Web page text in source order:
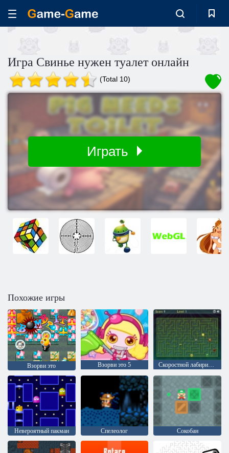
Игра Свинье нужен туалет онлайн
(Total 10)
Играть
Похожие игры
Взорви это Взорви это 5 Скоростной лабиринт 2
Невероятный пакман Спелеолог Сокобан